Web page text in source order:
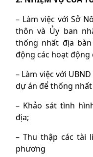
– Làm việc với Sở
thôn và Ủy ban
thống nhất địa
động các hoạt động
– Làm việc với
dự án để thống
– Khảo sát tình
địa;
– Thu thập các tài
phương